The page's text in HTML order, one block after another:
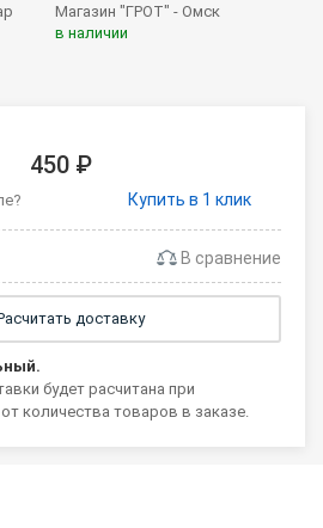
Магазин "ГРОТ" - Омск
в наличии
450 ₽
Купить в 1 клик
В сравнение
доставку
будет расчитана при
количества товаров в заказе.